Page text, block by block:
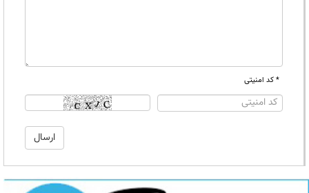
* کد امنیتی